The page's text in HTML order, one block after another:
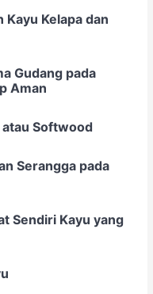
Kelapa dan
Gudang pada
Aman
atau Softwood
Serangga pada
Sendiri Kayu yang